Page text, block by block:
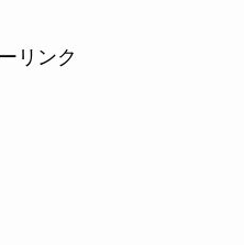
リンク